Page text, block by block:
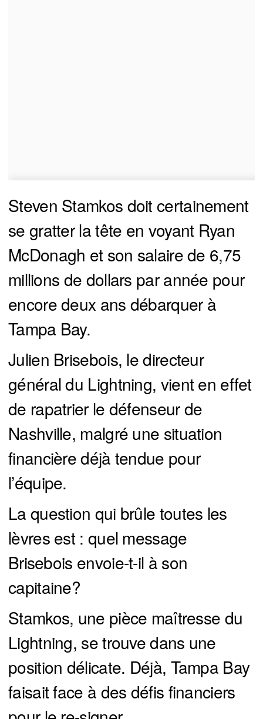
Steven Stamkos doit certainement
se gratter la tête en voyant Ryan
McDonagh et son salaire de 6,75
millions de dollars par année pour
encore deux ans débarquer à
Tampa Bay.
Julien Brisebois, le directeur
général du Lightning, vient en effet
de rapatrier le défenseur de
Nashville, malgré une situation
financière déjà tendue pour
l’équipe.
La question qui brûle toutes les
lèvres est : quel message
Brisebois envoie-t-il à son
capitaine?
Stamkos, une pièce maîtresse du
Lightning, se trouve dans une
position délicate. Déjà, Tampa Bay
faisait face à des défis financiers